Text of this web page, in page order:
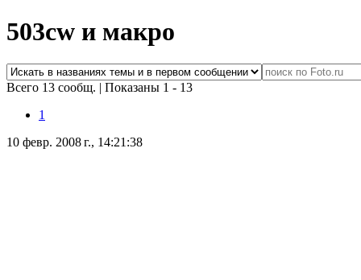
503cw и макро
Всего 13 сообщ. | Показаны 1 - 13
1
10 февр. 2008 г., 14:21:38